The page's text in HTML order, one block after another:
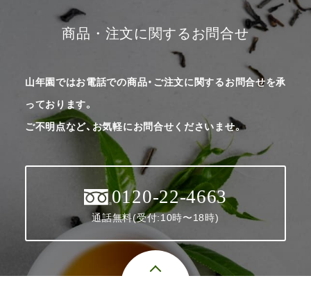
商品・注文に関するお問合せ
山年園ではお電話での商品・ご注文に関するお問合せを承
っております。
ご不明点など、お気軽にお問合せくださいませ。
0120-22-4663
通話無料(受付:10時〜18時)